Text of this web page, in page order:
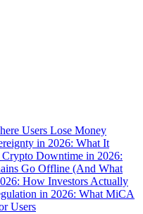
Users Lose Money
in 2026: What It
Crypto Downtime in 2026:
Go Offline (And What
How Investors Actually
in 2026: What MiCA
Users